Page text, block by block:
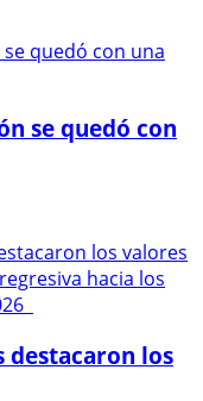
se quedó con
destacaron los